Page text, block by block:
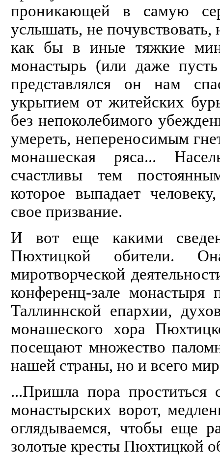
проникающей в самую
услышать, не
как бы в иные тяжкие
монастырь (или даже
представлялся он нам
укрытием от житейских
без непоколеби­мого
умереть, непереносимым
монашеская ряса...
счастливы тем
которое выпадает
свое призвание.
И вот еще какими
Пюхтицкой обители.
миротворческой
конференц-зале
Таллинн­ской епархии,
монашеского хора
посещают множество
нашей страны, но и всего
...Пришла пора
монастырских ворот,
оглядываемся, чтобы еще
золотые кресты Пюхтицкой